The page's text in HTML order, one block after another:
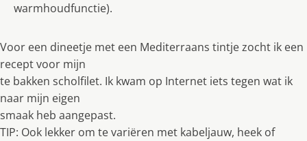
warmhoudfunctie).
Voor een dineetje met een Mediterraans tintje zocht ik een
recept voor mijn
te bakken scholfilet. Ik kwam op Internet iets tegen wat ik
naar mijn eigen
smaak heb aangepast.
TIP: Ook lekker om te variëren met kabeljauw, heek of